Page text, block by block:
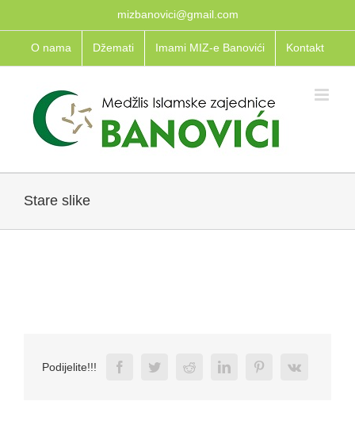
to
content
mizbanovici@gmail.com
O nama Džemati Imami MIZ-e Banovići Kontakt
Stare slike
Podijelite!!! FacebookTwitterRedditLinkedInPinterestVk